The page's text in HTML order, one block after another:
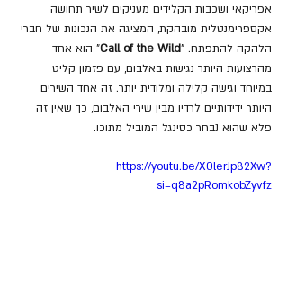
אפריקאי ושכבות הקלידים מעניקים לשיר תחושה
אקספרימנטלית מובהקת, המציגה את הנכונות של חברי
הלהקה להתפתח. "Call of the Wild" הוא אחד
מהרצועות היותר נגישות באלבום, עם פזמון קליט
במיוחד וגישה קלילה ומלודית יותר. זה אחד השירים
היותר ידידותיים לרדיו מבין שירי האלבום, כך שאין זה
פלא שהוא נבחר כסינגל המוביל מתוכו.
https://youtu.be/X0lerJp82Xw?
si=q8a2pRomkobZyvfz